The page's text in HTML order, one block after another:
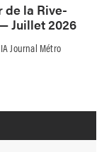
la Rive-
Juillet 2026
Journal Métro